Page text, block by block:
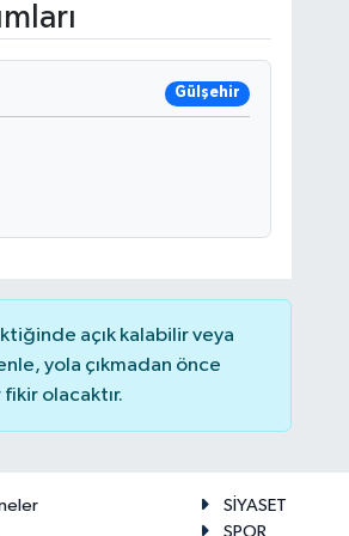
Gülşehir
açık kalabilir veya
yola çıkmadan önce
olacaktır.
SİYASET
SPOR